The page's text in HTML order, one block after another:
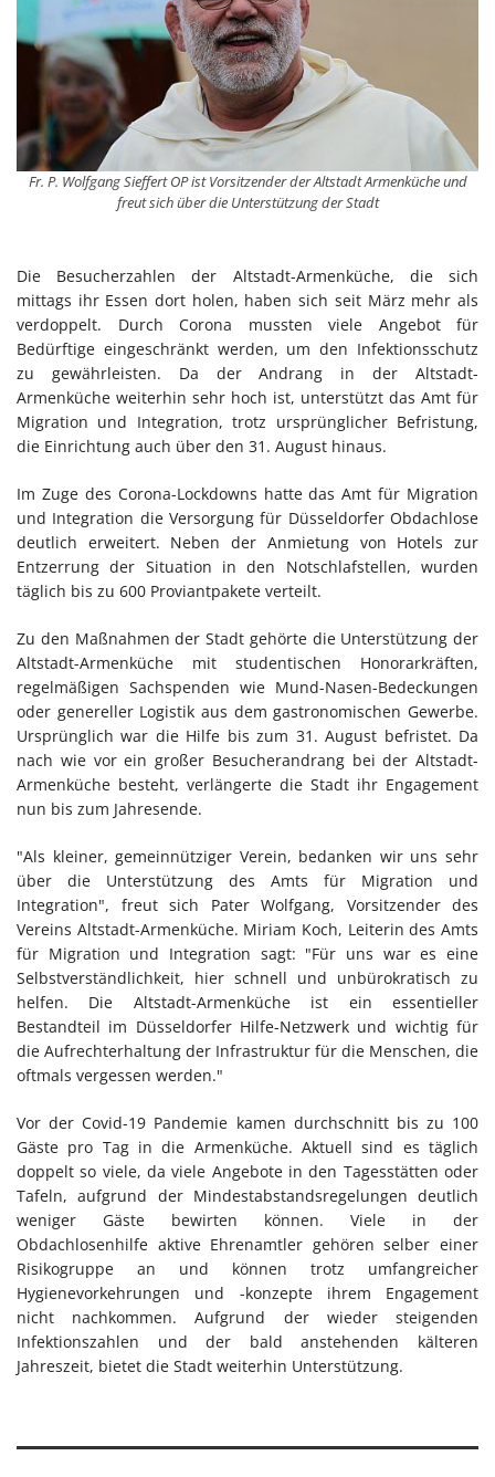
Fr. P. Wolfgang Sieffert OP ist Vorsitzender der Altstadt Armenküche und
freut sich über die Unterstützung der Stadt
Die Besucherzahlen der Altstadt-Armenküche, die sich
mittags ihr Essen dort holen, haben sich seit März mehr als
verdoppelt. Durch Corona mussten viele Angebot für
Bedürftige eingeschränkt werden, um den Infektionsschutz
zu gewährleisten. Da der Andrang in der Altstadt-
Armenküche weiterhin sehr hoch ist, unterstützt das Amt für
Migration und Integration, trotz ursprünglicher Befristung,
die Einrichtung auch über den 31. August hinaus.
Im Zuge des Corona-Lockdowns hatte das Amt für Migration
und Integration die Versorgung für Düsseldorfer Obdachlose
deutlich erweitert. Neben der Anmietung von Hotels zur
Entzerrung der Situation in den Notschlafstellen, wurden
täglich bis zu 600 Proviantpakete verteilt.
Zu den Maßnahmen der Stadt gehörte die Unterstützung der
Altstadt-Armenküche mit studentischen Honorarkräften,
regelmäßigen Sachspenden wie Mund-Nasen-Bedeckungen
oder genereller Logistik aus dem gastronomischen Gewerbe.
Ursprünglich war die Hilfe bis zum 31. August befristet. Da
nach wie vor ein großer Besucherandrang bei der Altstadt-
Armenküche besteht, verlängerte die Stadt ihr Engagement
nun bis zum Jahresende.
"Als kleiner, gemeinnütziger Verein, bedanken wir uns sehr
über die Unterstützung des Amts für Migration und
Integration", freut sich Pater Wolfgang, Vorsitzender des
Vereins Altstadt-Armenküche. Miriam Koch, Leiterin des Amts
für Migration und Integration sagt: "Für uns war es eine
Selbstverständlichkeit, hier schnell und unbürokratisch zu
helfen. Die Altstadt-Armenküche ist ein essentieller
Bestandteil im Düsseldorfer Hilfe-Netzwerk und wichtig für
die Aufrechterhaltung der Infrastruktur für die Menschen, die
oftmals vergessen werden."
Vor der Covid-19 Pandemie kamen durchschnitt bis zu 100
Gäste pro Tag in die Armenküche. Aktuell sind es täglich
doppelt so viele, da viele Angebote in den Tagesstätten oder
Tafeln, aufgrund der Mindestabstandsregelungen deutlich
weniger Gäste bewirten können. Viele in der
Obdachlosenhilfe aktive Ehrenamtler gehören selber einer
Risikogruppe an und können trotz umfangreicher
Hygienevorkehrungen und -konzepte ihrem Engagement
nicht nachkommen. Aufgrund der wieder steigenden
Infektionszahlen und der bald anstehenden kälteren
Jahreszeit, bietet die Stadt weiterhin Unterstützung.